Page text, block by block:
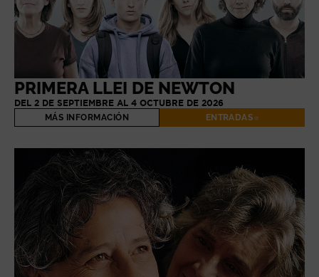
PRIMERA LLEI DE NEWTON
DEL 2 DE SEPTIEMBRE AL 4 OCTUBRE DE 2026
MÁS INFORMACIÓN ENTRADAS